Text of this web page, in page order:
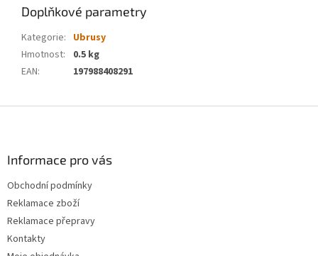
Doplňkové parametry
Kategorie: Ubrusy
Hmotnost:
0.5 kg
EAN: 197988408291
Informace pro vás
Obchodní podmínky
Reklamace zboží
Reklamace přepravy
Kontakty